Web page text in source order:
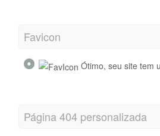
Favicon
Ótimo, seu site tem
Página 404 personalizada